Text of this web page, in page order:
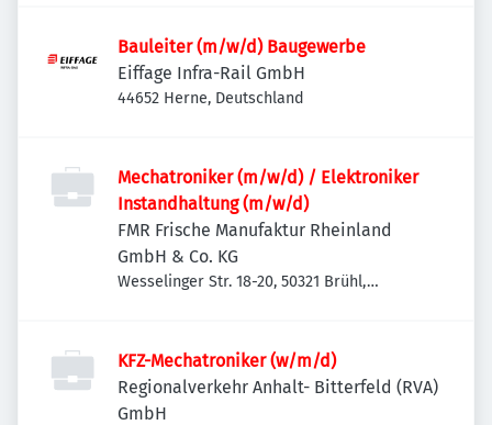
Bauleiter (m/w/d) Baugewerbe
Eiffage Infra-Rail GmbH
44652 Herne, Deutschland
Mechatroniker (m/w/d) / Elektroniker
Instandhaltung (m/w/d)
FMR Frische Manufaktur Rheinland
GmbH & Co. KG
Wesselinger Str. 18-20, 50321 Brühl,
KFZ-Mechatroniker (w/m/d)
Regionalverkehr Anhalt- Bitterfeld (RVA)
GmbH